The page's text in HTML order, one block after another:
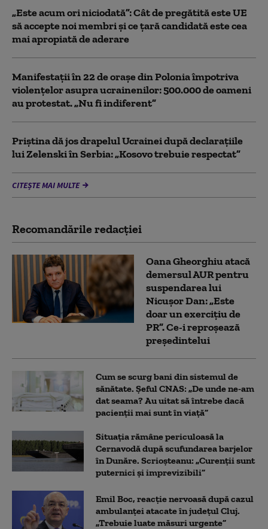
„Este acum ori niciodată”: Cât de pregătită este UE
să accepte noi membri și ce țară candidată este cea
mai apropiată de aderare
Manifestații în 22 de orașe din Polonia împotriva
violențelor asupra ucrainenilor: 500.000 de oameni
au protestat. „Nu fi indiferent”
Priștina dă jos drapelul Ucrainei după declarațiile
lui Zelenski în Serbia: „Kosovo trebuie respectat”
CITEȘTE MAI MULTE
Recomandările redacţiei
Oana Gheorghiu atacă
demersul AUR pentru
suspendarea lui
Nicușor Dan: „Este
doar un exercițiu de
PR”. Ce-i reproșează
președintelui
Cum se scurg bani din sistemul de
sănătate. Șeful CNAS: „De unde ne-am
dat seama? Au uitat să întrebe dacă
pacienții mai sunt în viață”
Situația rămâne periculoasă la
Cernavodă după scufundarea barjelor
în Dunăre. Scrioșteanu: „Curenții sunt
puternici și imprevizibili”
Emil Boc, reacție nervoasă după cazul
ambulanței atacate în județul Cluj.
„Trebuie luate măsuri urgente”